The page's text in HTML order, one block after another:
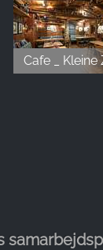
toll und
Bücher bereit
Ausmalen. Der
aufmerksam
oder mehr.
hatten jetzt 2x
sich eine